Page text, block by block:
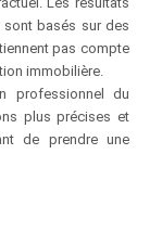
sont basés sur des
pas compte
immobilière.
professionnel du
plus précises et
de prendre une